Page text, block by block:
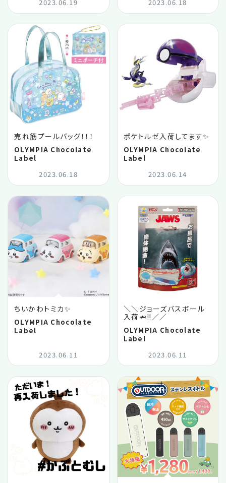
2023.06.19 2023.06.18
売れ筋プールバッグ！！！
OLYMPIA Chocolate
Label
2023.06.18
ポケトルゼ入荷してます✨
OLYMPIA Chocolate
Label
2023.06.14
ちいかわトミカ✨
OLYMPIA Chocolate
Label
2023.06.11
＼＼ジョーズバスボール
入荷🦈‼️／／
OLYMPIA Chocolate
Label
2023.06.11